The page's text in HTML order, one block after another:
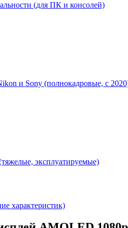
(для ПК и консолей)
и Sony (полнокадровые, с
эксплуатируемые)
характеристик)